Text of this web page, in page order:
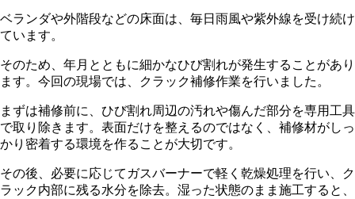
ベランダや外階段などの床面は、毎日雨風や紫外線を受け続け
ています。
そのため、年月とともに細かなひび割れが発生することがあり
ます。今回の現場では、クラック補修作業を行いました。
まずは補修前に、ひび割れ周辺の汚れや傷んだ部分を専用工具
で取り除きます。表面だけを整えるのではなく、補修材がしっ
かり密着する環境を作ることが大切です。
その後、必要に応じてガスバーナーで軽く乾燥処理を行い、ク
ラック内部に残る水分を除去。湿った状態のまま施工すると、